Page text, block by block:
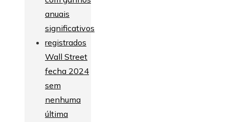
Wall Street
fecha 2024
sem
nenhuma
última